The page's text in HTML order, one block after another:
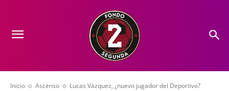
Inicio Ascenso Lucas Vázquez, ¿nuevo jugador del Deportivo?